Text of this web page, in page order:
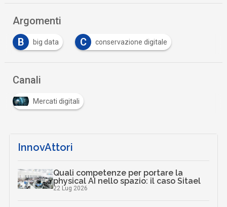
Argomenti
B
big data C conservazione digitale
Canali
Mercati digitali
InnovAttori
Quali competenze per portare la
physical AI nello spazio: il caso Sitael
22 Lug 2026